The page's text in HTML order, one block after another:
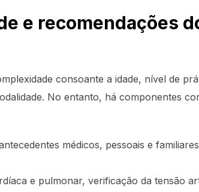
e recomendações
consoante a idade, nível de
No entanto, há componentes
médicos, pessoais e
e pulmonar, verificação da tensão